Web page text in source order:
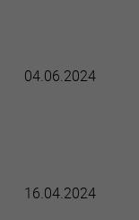
04.06.2024
16.04.2024